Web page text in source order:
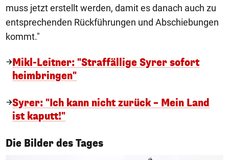
muss jetzt erstellt werden, damit es danach auch zu
entsprechenden Rückführungen und Abschiebungen
kommt."
Mikl-Leitner: "Straffällige Syrer sofort
heimbringen"
Syrer: "Ich kann nicht zurück – Mein Land
ist kaputt!"
Die Bilder des Tages
1/50